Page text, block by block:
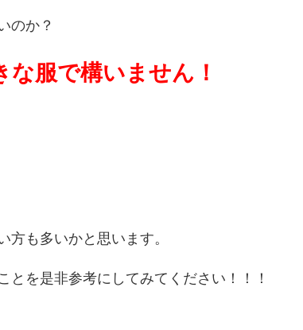
のか？
な服で構いません！
方も多いかと思います。
を是非参考にしてみてください！！！